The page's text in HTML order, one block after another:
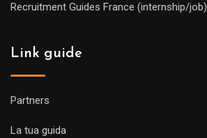
Recruitment Guides France (internship/job)
Link guide
Partners
La tua guida